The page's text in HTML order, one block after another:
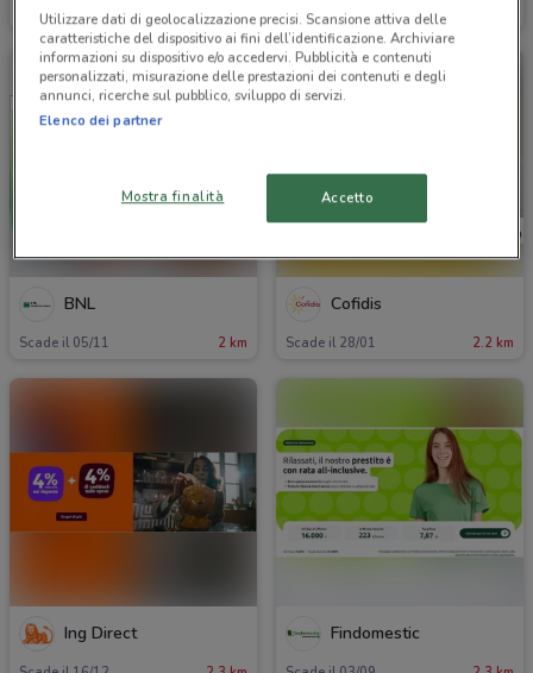
Scade il 05/11 1.6 km Scade il 31/01
BNL
Scade il 05/11 2 km
Cofidis
Scade il 28/01 2.2 km
Ing Direct Findomestic
Utilizzare dati di geolocalizzazione precisi. Scansione attiva delle
caratteristiche del dispositivo ai fini dell’identificazione. Archiviare
informazioni su dispositivo e/o accedervi. Pubblicità e contenuti
personalizzati, misurazione delle prestazioni dei contenuti e degli
annunci, ricerche sul pubblico, sviluppo di servizi.
Elenco dei partner
Mostra finalità Accetto